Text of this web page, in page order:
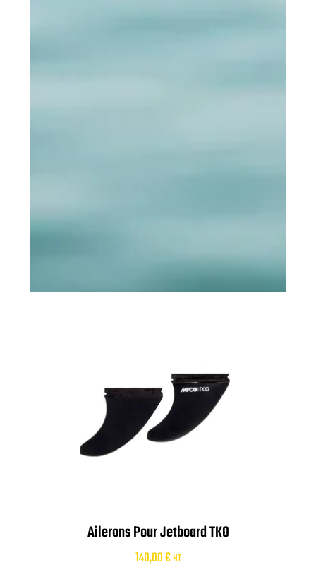
Ailerons Pour Jetboard TKO
140,00€HT